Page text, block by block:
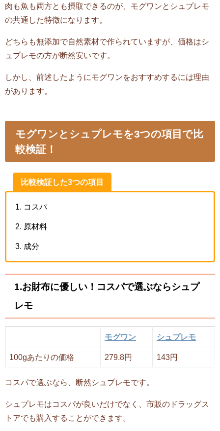
肉も魚も両方とも摂取できるのが、モグワンとシュプレモ
の共通した特徴になります。
どちらも無添加で自然素材で作られていますが、価格はシ
ュプレモの方が断然安いです。
しかし、前述したようにモグワンをおすすめするには理由
があります。
モグワンとシュプレモを3つの項目で比
較検証！
比較検証した3つの項目
コスパ
原材料
成分
1.お財布に優しい！コスパで選ぶならシュプ
レモ
モグワン シュプレモ
100gあたりの価格 279.8円 143円
コスパで選ぶなら、断然シュプレモです。
シュプレモはコスパが良いだけでなく、市販のドラッグス
トアでも購入することができます。